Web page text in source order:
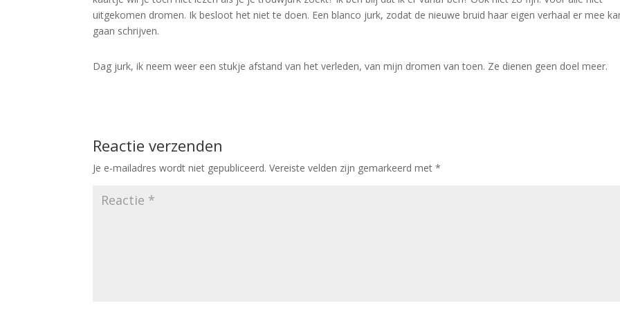
uitgekomen dromen. Ik besloot het niet te doen. Een blanco jurk, zodat de nieuwe bruid haar eigen verhaal er mee
gaan schrijven.
Dag jurk, ik neem weer een stukje afstand van het verleden, van mijn dromen van toen. Ze dienen geen doel meer.
Reactie verzenden
Je e-mailadres wordt niet gepubliceerd. Vereiste velden zijn gemarkeerd met*